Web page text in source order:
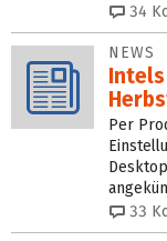
34
NEWS
Per
33